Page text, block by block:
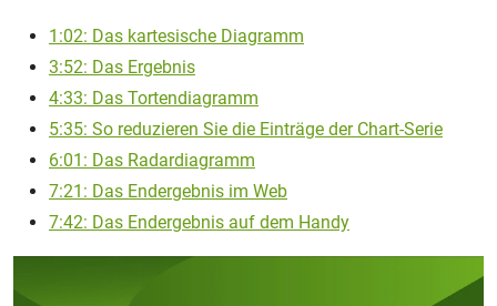
1:02: Das kartesische Diagramm
3:52: Das Ergebnis
4:33: Das Tortendiagramm
5:35: So reduzieren Sie die Einträge der Chart-Serie
6:01: Das Radardiagramm
7:21: Das Endergebnis im Web
7:42: Das Endergebnis auf dem Handy